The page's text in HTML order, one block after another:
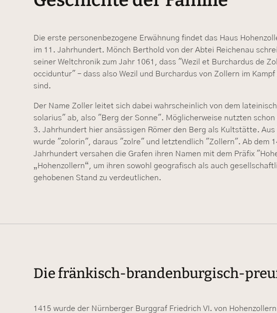
Die erste personenbezogene Erwähnung findet das Haus
im 11. Jahrhundert. Mönch Berthold von der Abtei Reichenau
seiner Weltchronik zum Jahr 1061, dass "Wezil et Burchardus de
occiduntur" – dass also Wezil und Burchardus von Zollern im Kampf
sind.
Der Name Zoller leitet sich dabei wahrscheinlich von dem
solarius" ab, also "Berg der Sonne". Möglicherweise nutzten schon
3. Jahrhundert hier ansässigen Römer den Berg als Kultstätte.
wurde "zolorin", daraus "zolre" und letztendlich "Zollern". Ab dem
Jahrhundert versahen die Grafen ihren Namen mit dem Präfix
„Hohenzollern“, um ihren sowohl geografisch als auch
gehobenen Stand zu verdeutlichen.
Die fränkisch-brandenburgisch-
1415 wurde der Nürnberger Burggraf Friedrich VI. von